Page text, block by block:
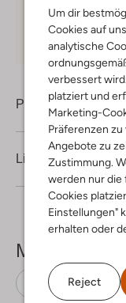
Um dir
Cookies auf
analytische
verbessert
platziert und
Marketing-
Präferenzen
Angebote zu
Zustimmung.
werden nur die
Cookies
Einstellungen"
erhalten oder
Reject
Kauf auf
Produktinformation
Lieferung &
Mehr sehen
Sandalen